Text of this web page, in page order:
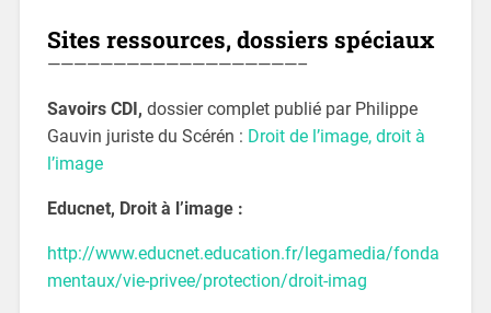
Sites ressources, dossiers spéciaux
———————————————————–
Savoirs CDI, dossier complet publié par Philippe
Gauvin juriste du Scérén : Droit de l’image, droit à
l’image
Educnet, Droit à l’image :
http://www.educnet.education.fr/legamedia/fonda
mentaux/vie-privee/protection/droit-imag